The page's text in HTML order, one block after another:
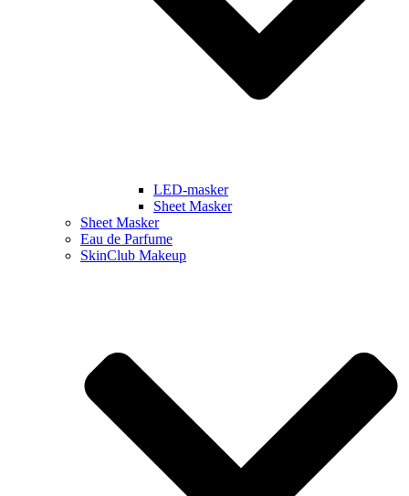
LED-masker
Sheet Masker
Sheet Masker
Eau de Parfume
SkinClub Makeup